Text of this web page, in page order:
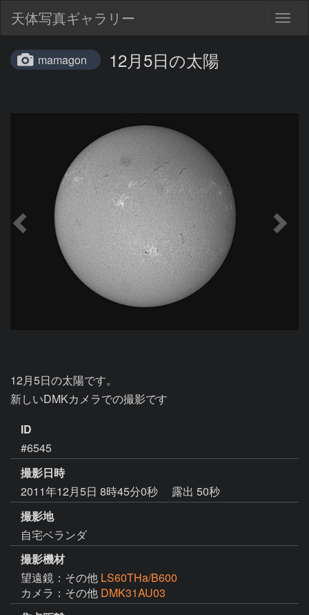
天体写真ギャラリー
mamagon 12月5日の太陽
12月5日の太陽です。
新しいDMKカメラでの撮影です
ID
#6545
撮影日時
2011年12月5日 8時45分0秒
露出 50秒
撮影地
自宅ベランダ
撮影機材
望遠鏡：その他 LS60THa/B600
カメラ：その他 DMK31AU03